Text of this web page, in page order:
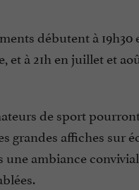
débutent à
et à 21h en juillet et
de sport
grandes affiches sur
une ambiance